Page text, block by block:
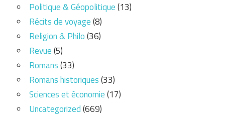
Politique & Géopolitique(13)
Récits de voyage(8)
Religion & Philo(36)
Revue(5)
Romans(33)
Romans historiques(33)
Sciences et économie(17)
Uncategorized(669)